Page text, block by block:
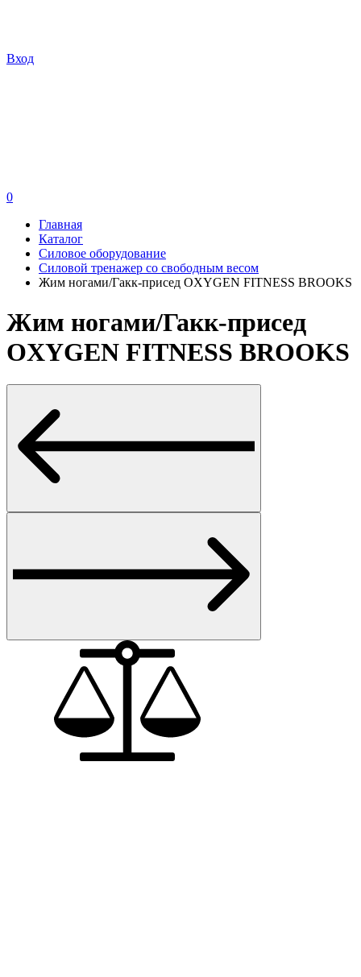
Вход
0
Главная
Каталог
Силовое оборудование
Силовой тренажер со свободным весом
Жим ногами/Гакк-присед OXYGEN FITNESS BROOKS
Жим ногами/Гакк-присед
OXYGEN FITNESS BROOKS